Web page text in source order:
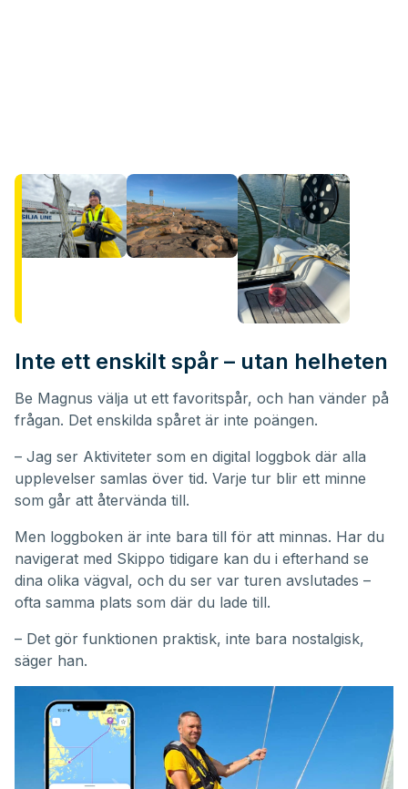
Inte ett enskilt spår – utan helheten
Be Magnus välja ut ett favoritspår, och han vänder på
frågan. Det enskilda spåret är inte poängen.
– Jag ser Aktiviteter som en digital loggbok där alla
upplevelser samlas över tid. Varje tur blir ett minne
som går att återvända till.
Men loggboken är inte bara till för att minnas. Har du
navigerat med Skippo tidigare kan du i efterhand se
dina olika vägval, och du ser var turen avslutades –
ofta samma plats som där du lade till.
– Det gör funktionen praktisk, inte bara nostalgisk,
säger han.